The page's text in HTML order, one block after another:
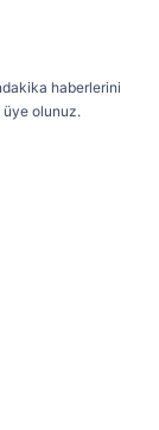
haberlerini
üye olunuz.